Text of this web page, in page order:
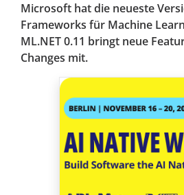
Microsoft hat die neueste
Frameworks für Machine
ML.NET 0.11 bringt neue
Changes mit.